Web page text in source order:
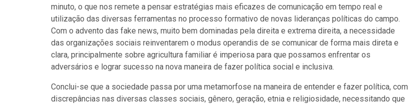
minuto, o que nos remete a pensar estratégias mais eficazes de comunicação em tempo real e
utilização das diversas ferramentas no processo formativo de novas lideranças políticas do campo.
Com o advento das fake news, muito bem dominadas pela direita e extrema direita, a necessidade
das organizações sociais reinventarem o modus operandis de se comunicar de forma mais direta e
clara, principalmente sobre agricultura familiar é imperiosa para que possamos enfrentar os
adversários e lograr sucesso na nova maneira de fazer política social e inclusiva.
Conclui-se que a sociedade passa por uma metamorfose na maneira de entender e fazer política, com
discrepâncias nas diversas classes sociais, gênero, geração, etnia e religiosidade, necessitando que